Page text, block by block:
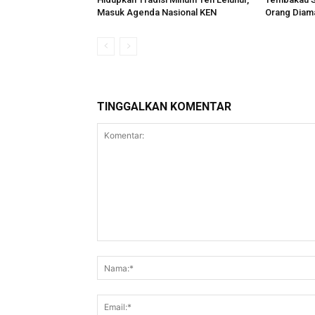
Masuk Agenda Nasional KEN
Orang
TINGGALKAN KOMENTAR